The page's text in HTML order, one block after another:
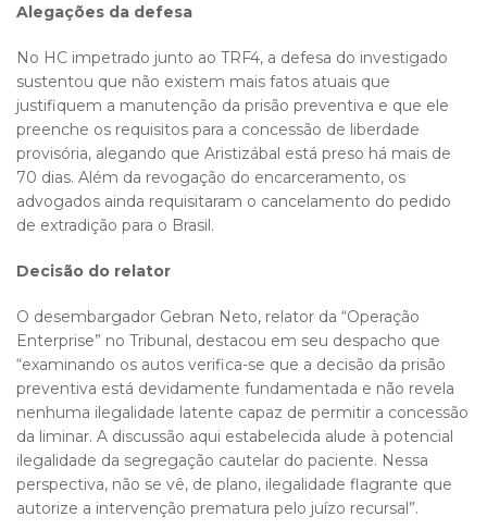
Alegações da defesa
No HC impetrado junto ao TRF4, a defesa do investigado
sustentou que não existem mais fatos atuais que
justifiquem a manutenção da prisão preventiva e que ele
preenche os requisitos para a concessão de liberdade
provisória, alegando que Aristizábal está preso há mais de
70 dias. Além da revogação do encarceramento, os
advogados ainda requisitaram o cancelamento do pedido
de extradição para o Brasil.
Decisão do relator
O desembargador Gebran Neto, relator da “Operação
Enterprise” no Tribunal, destacou em seu despacho que
“examinando os autos verifica-se que a decisão da prisão
preventiva está devidamente fundamentada e não revela
nenhuma ilegalidade latente capaz de permitir a concessão
da liminar. A discussão aqui estabelecida alude à potencial
ilegalidade da segregação cautelar do paciente. Nessa
perspectiva, não se vê, de plano, ilegalidade flagrante que
autorize a intervenção prematura pelo juízo recursal”.